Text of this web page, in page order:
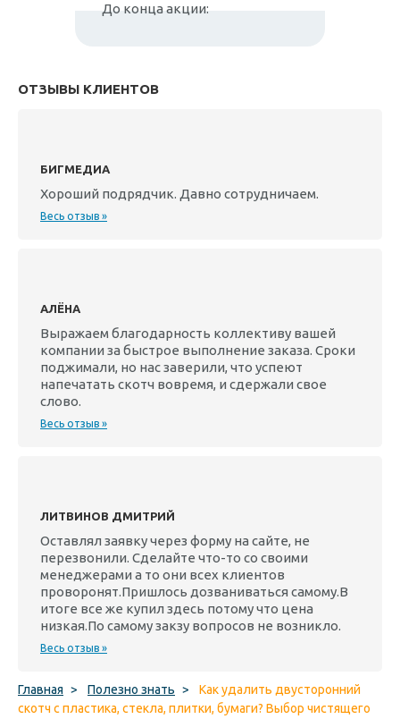
До конца акции:
ОТЗЫВЫ КЛИЕНТОВ
БИГМЕДИА
Хороший подрядчик. Давно сотрудничаем.
Весь отзыв »
АЛЁНА
Выражаем благодарность коллективу вашей
компании за быстрое выполнение заказа. Сроки
поджимали, но нас заверили, что успеют
напечатать скотч вовремя, и сдержали свое
слово.
Весь отзыв »
ЛИТВИНОВ ДМИТРИЙ
Оставлял заявку через форму на сайте, не
перезвонили. Сделайте что-то со своими
менеджерами а то они всех клиентов
проворонят.Пришлось дозваниваться самому.В
итоге все же купил здесь потому что цена
низкая.По самому закзу вопросов не возникло.
Весь отзыв »
Главная > Полезно знать >
Как удалить двусторонний
скотч с пластика, стекла, плитки, бумаги? Выбор чистящего